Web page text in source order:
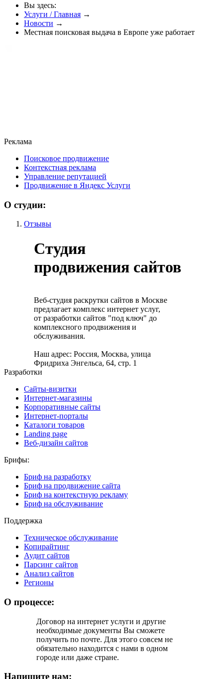
Вы здесь:
Услуги / Главная →
Новости →
Местная поисковая выдача в Европе уже работает
Реклама
Поисковое продвижение
Контекстная реклама
Управление репутацией
Продвижение в Яндекс Услуги
О студии:
Отзывы
Студия
продвижения сайтов
Веб-студия раскрутки сайтов в Москве
предлагает комплекс интернет услуг,
от разработки сайтов "под ключ" до
комплексного продвижения и
обслуживания.
Наш адрес: Россия, Москва, улица
Фридриха Энгельса, 64, стр. 1
Разработки
Сайты-визитки
Интернет-магазины
Корпоративные сайты
Интернет-порталы
Каталоги товаров
Landing page
Веб-дизайн сайтов
Брифы:
Бриф на разработку
Бриф на продвижение сайта
Бриф на контекстную рекламу
Бриф на обслуживание
Поддержка
Техническое обслуживание
Копирайтинг
Аудит сайтов
Парсинг сайтов
Анализ сайтов
Регионы
О процессе:
Договор на интернет услуги и другие
необходимые документы Вы cможете
получить по почте. Для этого совсем не
обязательно находится с нами в одном
городе или даже стране.
Напишите нам: